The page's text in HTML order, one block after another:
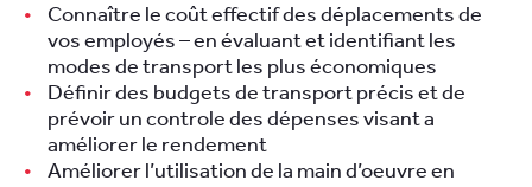
Connaître le coût effectif des déplacements de
vos employés – en évaluant et identifiant les
modes de transport les plus économiques
Définir des budgets de transport précis et de
prévoir un controle des dépenses visant a
améliorer le rendement
Améliorer l’utilisation de la main d’oeuvre en